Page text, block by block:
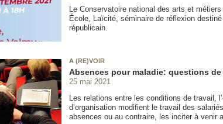
Le Conservatoire national des arts et
École, Laïcité, séminaire de réflexion
républicain.
A (RE)VOIR
Absences pour maladie: questions de
25 mai 2021
Les relations entre les conditions de travail,
d’organisation modifient le travail des
absences ou au contraire, les inciter à venir